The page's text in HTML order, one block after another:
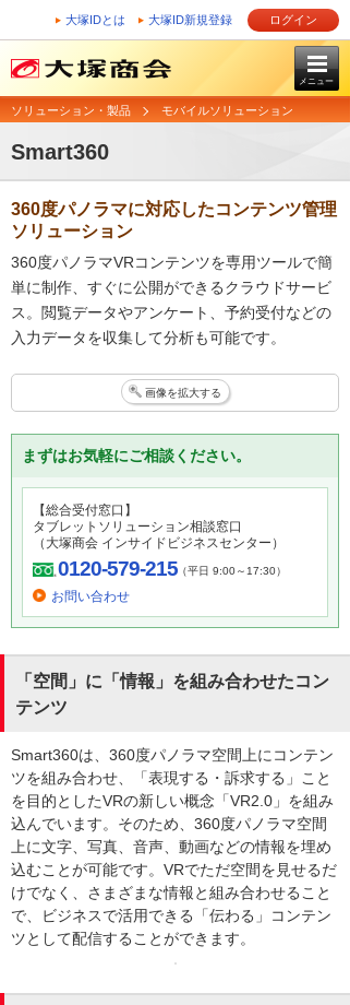
大塚IDとは 大塚ID新規登録 ログイン
メニュー
ソリューション・製品 モバイルソリューション
Smart360
360度パノラマに対応したコンテンツ管理
ソリューション
360度パノラマVRコンテンツを専用ツールで簡
単に制作、すぐに公開ができるクラウドサービ
ス。閲覧データやアンケート、予約受付などの
入力データを収集して分析も可能です。
画像を拡大する
まずはお気軽にご相談ください。
【総合受付窓口】
タブレットソリューション相談窓口
（大塚商会 インサイドビジネスセンター）
0120-579-215（平日 9:00～17:30）
お問い合わせ
「空間」に「情報」を組み合わせたコン
テンツ
Smart360は、360度パノラマ空間上にコンテン
ツを組み合わせ、「表現する・訴求する」こと
を目的としたVRの新しい概念「VR2.0」を組み
込んでいます。そのため、360度パノラマ空間
上に文字、写真、音声、動画などの情報を埋め
込むことが可能です。VRでただ空間を見せるだ
けでなく、さまざまな情報と組み合わせること
で、ビジネスで活用できる「伝わる」コンテン
ツとして配信することができます。